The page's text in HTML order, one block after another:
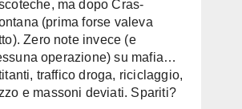
ma dopo Cras-
(prima forse valeva
Zero note invece (e
operazione) su mafia…
traffico droga, riciclaggio,
e massoni deviati. Spariti?